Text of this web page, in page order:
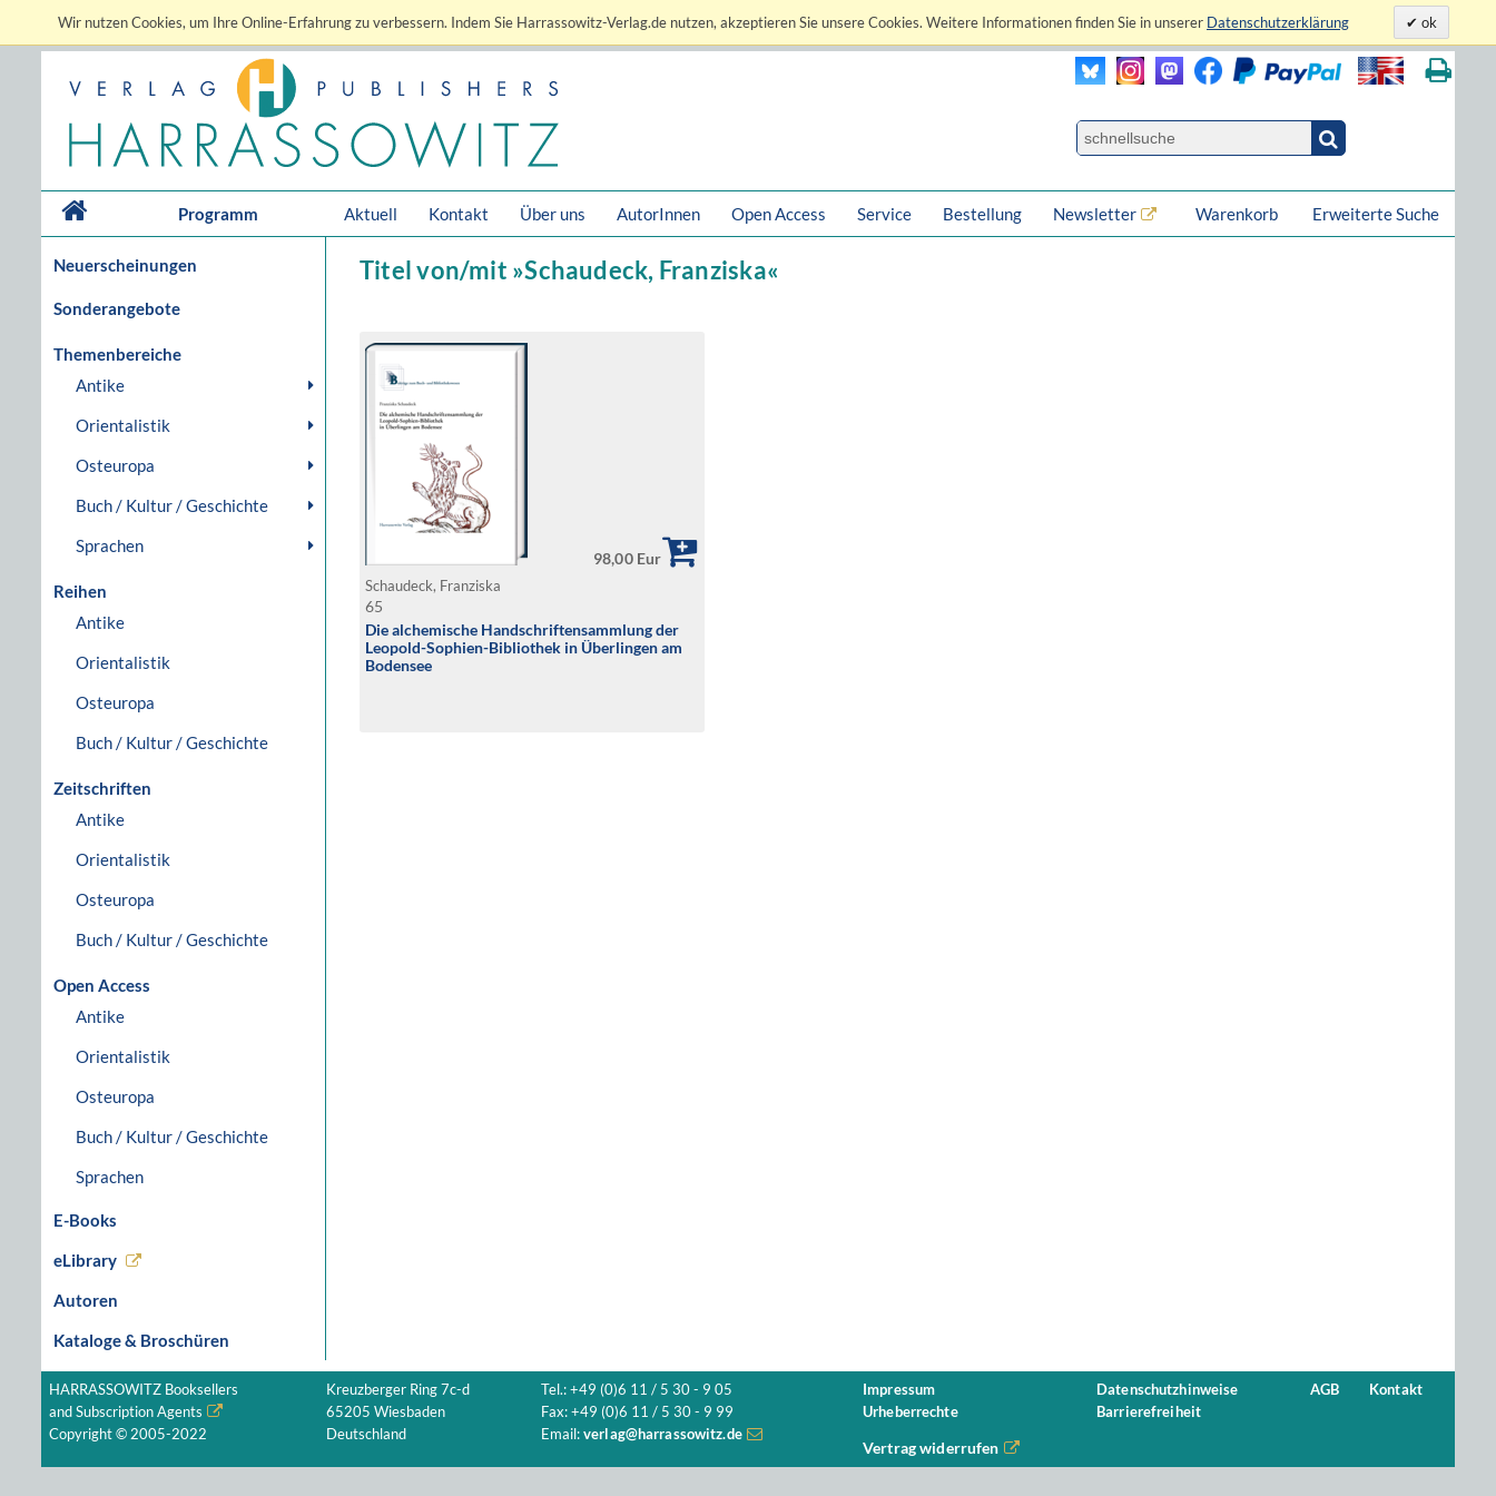
Wir nutzen Cookies, um Ihre Online-Erfahrung zu verbessern. Indem Sie Harrassowitz-Verlag.de nutzen, akzeptieren Sie unsere Cookies. Weitere Informationen finden Sie in unserer Datenschutzerklärung ok
Programm Aktuell Kontakt Über uns AutorInnen Open Access Service Bestellung Newsletter Erweiterte Suche
Warenkorb
Neuerscheinungen
Sonderangebote
Themenbereiche
Antike
Orientalistik
Osteuropa
Buch / Kultur / Geschichte
Sprachen
Reihen
Antike
Orientalistik
Osteuropa
Buch / Kultur / Geschichte
Zeitschriften
Antike
Orientalistik
Osteuropa
Buch / Kultur / Geschichte
Open Access
Antike
Orientalistik
Osteuropa
Buch / Kultur / Geschichte
Sprachen
E-Books
eLibrary
Autoren
Kataloge & Broschüren
Titel von/mit »Schaudeck, Franziska«
98,00 Eur
Schaudeck, Franziska
65
Die alchemische Handschriftensammlung der
Leopold-Sophien-Bibliothek in Überlingen am
Bodensee
HARRASSOWITZ Booksellers
and Subscription Agents
Copyright © 2005-2022
Kreuzberger Ring 7c-d
65205 Wiesbaden
Deutschland
Tel.: +49 (0)6 11 / 5 30 - 9 05
Fax: +49 (0)6 11 / 5 30 - 9 99
Email: verlag@harrassowitz.de
Impressum
Urheberrechte
Datenschutzhinweise
Barrierefreiheit
AGB Kontakt
Vertrag widerrufen